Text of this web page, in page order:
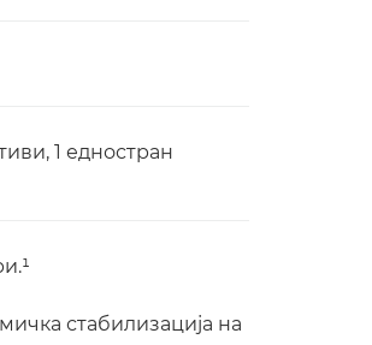
1 едностран
стабилизација на